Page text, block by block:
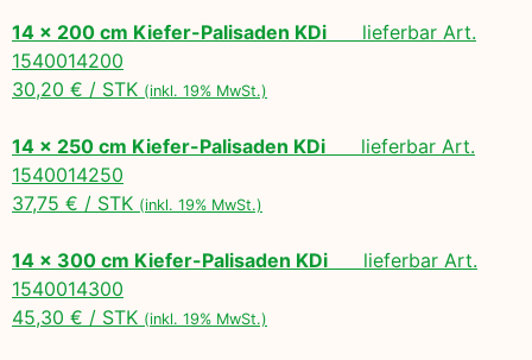
14 x 200 cm Kiefer-Palisaden KDi lieferbar Art.
1540014200
30,20 € / STK (inkl. 19% MwSt.)
14 x 250 cm Kiefer-Palisaden KDi lieferbar Art.
1540014250
37,75 € / STK (inkl. 19% MwSt.)
14 x 300 cm Kiefer-Palisaden KDi lieferbar Art.
1540014300
45,30 € / STK (inkl. 19% MwSt.)